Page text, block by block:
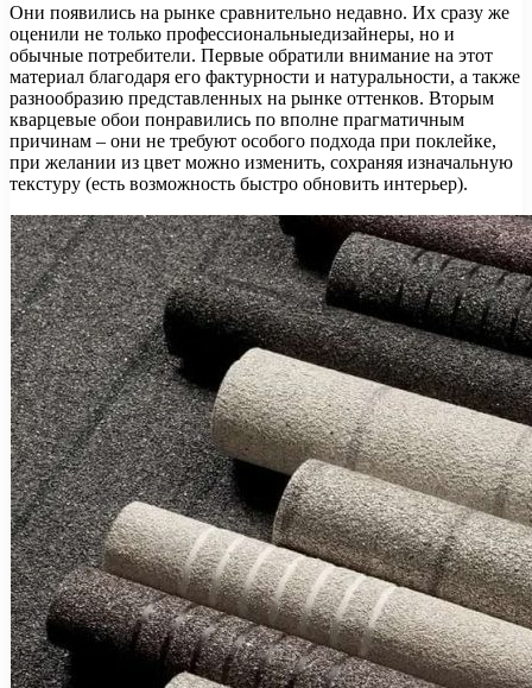
Они появились на рынке сравнительно недавно. Их сразу же
оценили не только профессиональныедизайнеры, но и
обычные потребители. Первые обратили внимание на этот
материал благодаря его фактурности и натуральности, а также
разнообразию представленных на рынке оттенков. Вторым
кварцевые обои понравились по вполне прагматичным
причинам – они не требуют особого подхода при поклейке,
при желании из цвет можно изменить, сохраняя изначальную
текстуру (есть возможность быстро обновить интерьер).